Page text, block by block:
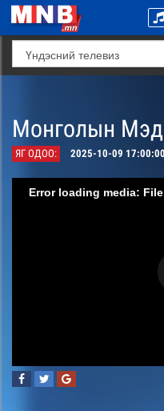
Монголын
ЯГ ОДОО: 2025-10-09
Error loading media: